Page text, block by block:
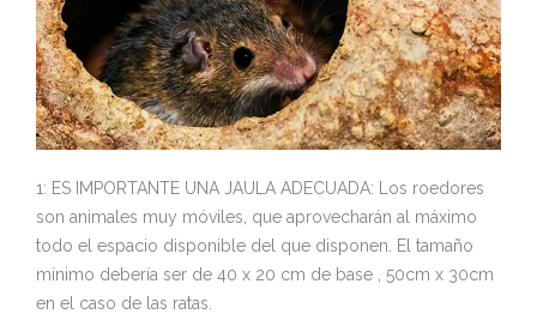
1: ES IMPORTANTE UNA JAULA ADECUADA: Los roedores
son animales muy móviles, que aprovecharán al máximo
todo el espacio disponible del que disponen. El tamaño
mínimo debería ser de 40 x 20 cm de base , 50cm x 30cm
en el caso de las ratas.